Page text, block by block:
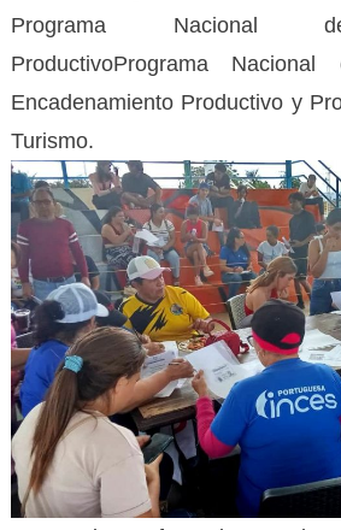
Programa Nacional
ProductivoPrograma
Encadenamiento Productivo y
Turismo.